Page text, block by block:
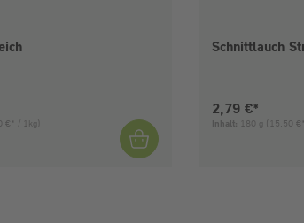
€* / 1kg)
Schnittlauch
Aktueller Preis:
2,79 €*
Inhalt: 180 g (15,50 €*